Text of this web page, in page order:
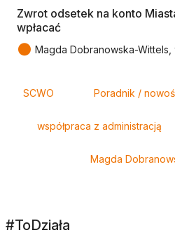
Zwrot odsetek na konto
wpłacać
● Magda Dobranowska-Wittels,
SCWO Poradnik /
współpraca z administracją
Magda
#ToDziała